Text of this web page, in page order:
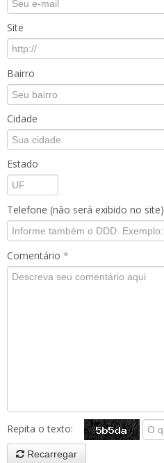
Site
Bairro
Cidade
Estado
Telefone (não será exibido no site)
Comentário *
Repita o texto:
Recarregar